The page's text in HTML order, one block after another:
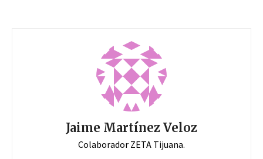
Jaime Martínez Veloz
Colaborador ZETA Tijuana.